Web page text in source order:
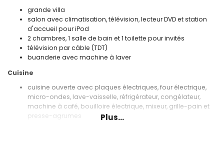
grande villa
salon avec climatisation, télévision, lecteur DVD et station
d'accueil pour iPod
2 chambres, 1 salle de bain et 1 toilette pour invités
télévision par câble (TDT)
buanderie avec machine à laver
Cuisine
cuisine ouverte avec plaques électriques, four électrique,
micro-ondes, lave-vaisselle, réfrigérateur, congélateur,
machine à café, bouilloire électrique, mixeur, grille-pain et
presse-agrumes
Plus...